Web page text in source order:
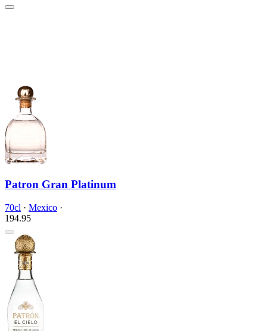
Patron Gran Platinum
70cl · Mexico ·
194.95